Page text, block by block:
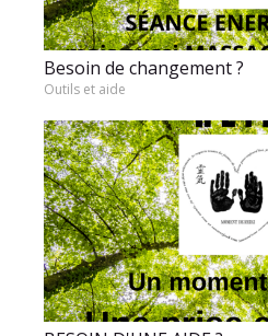
Besoin de changement ?
Outils et aide